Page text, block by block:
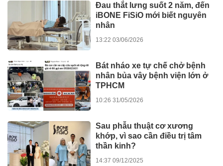
Đau thắt lưng suốt 2 năm, đến
iBONE FiSiO mới biết nguyên
nhân
13:22 03/06/2026
Bát nháo xe tự chế chở bệnh
nhân bủa vây bệnh viện lớn ở
TPHCM
10:26 31/05/2026
Sau phẫu thuật cơ xương
khớp, vì sao cần điều trị tâm
thần kinh?
14:37 09/12/2025